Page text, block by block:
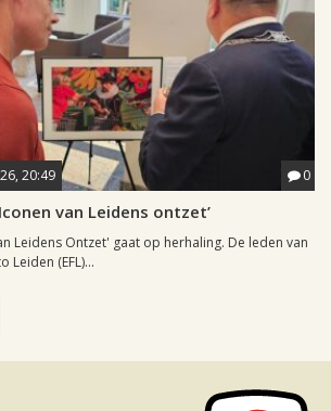
20:49 0
van Leidens ontzet’
Leidens Ontzet' gaat op herhaling. De leden van
Leiden (EFL)...